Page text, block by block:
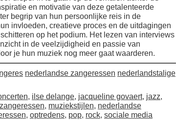
en motivatie van deze getalenteerde
begrip van hun persoonlijke reis in de
invloeden, creatieve proces en de uitdagingen
op het podium. Het lezen van interviews
in de veelzijdigheid en passie van
je hun muziek nog meer gaat waarderen.
nederlandse zangeressen nederlandstalige
, ilse delange, jacqueline govaert, jazz,
, muziekstijlen, nederlandse
, optredens, pop, rock, sociale media